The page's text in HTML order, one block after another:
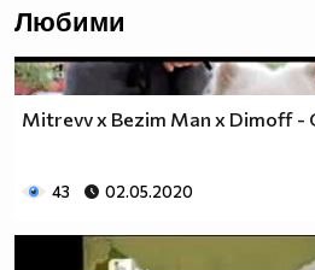
Любими
Mitrevv x Bezim Man x Dimoff -
43 02.05.2020